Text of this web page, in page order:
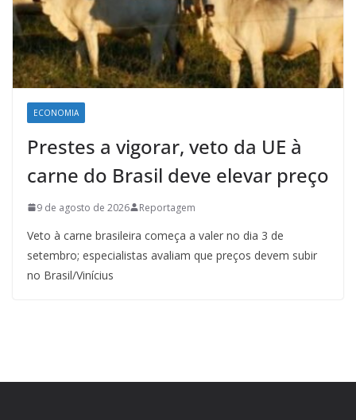
ECONOMIA
Prestes a vigorar, veto da UE à
carne do Brasil deve elevar preço
9 de agosto de 2026 Reportagem
Veto à carne brasileira começa a valer no dia 3 de
setembro; especialistas avaliam que preços devem subir
no Brasil/Vinícius